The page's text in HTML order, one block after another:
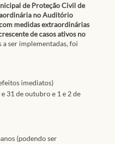
de Proteção Civil de
no Auditório
medidas extraordinárias
de casos ativos no
a ser implementadas, foi
imediatos)
31 de outubro e 1 e 2 de
(podendo ser